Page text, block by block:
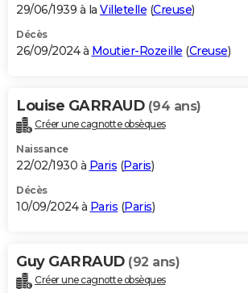
29/06/1939 à la Villetelle (Creuse)
Décès
26/09/2024 à Moutier-Rozeille (Creuse)
Louise GARRAUD (94 ans)
Créer une cagnotte obsèques
Naissance
22/02/1930 à Paris (Paris)
Décès
10/09/2024 à Paris (Paris)
Guy GARRAUD (92 ans)
Créer une cagnotte obsèques